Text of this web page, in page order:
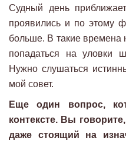
Судный день
проявились и по этому
больше. В такие времена
попадаться на уловки
Нужно слушаться
мой совет.
Еще один вопрос,
контексте. Вы
даже стоящий на